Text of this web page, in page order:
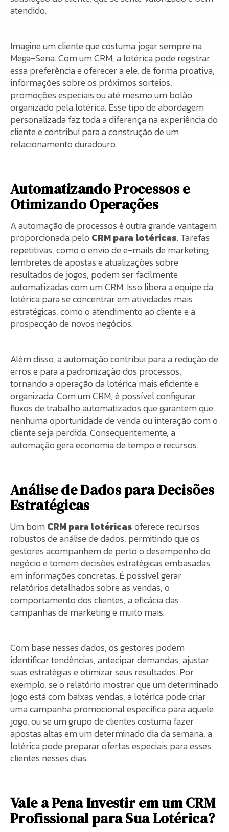
atendido.
Imagine um cliente que costuma jogar sempre na
Mega-Sena. Com um CRM, a lotérica pode registrar
essa preferência e oferecer a ele, de forma proativa,
informações sobre os próximos sorteios,
promoções especiais ou até mesmo um bolão
organizado pela lotérica. Esse tipo de abordagem
personalizada faz toda a diferença na experiência do
cliente e contribui para a construção de um
relacionamento duradouro.
Automatizando Processos e
Otimizando Operações
A automação de processos é outra grande vantagem
proporcionada pelo CRM para lotéricas. Tarefas
repetitivas, como o envio de e-mails de marketing,
lembretes de apostas e atualizações sobre
resultados de jogos, podem ser facilmente
automatizadas com um CRM. Isso libera a equipe da
lotérica para se concentrar em atividades mais
estratégicas, como o atendimento ao cliente e a
prospecção de novos negócios.
Além disso, a automação contribui para a redução de
erros e para a padronização dos processos,
tornando a operação da lotérica mais eficiente e
organizada. Com um CRM, é possível configurar
fluxos de trabalho automatizados que garantem que
nenhuma oportunidade de venda ou interação com o
cliente seja perdida. Consequentemente, a
automação gera economia de tempo e recursos.
Análise de Dados para Decisões
Estratégicas
Um bomCRM para lotéricasoferece recursos
robustos de análise de dados, permitindo que os
gestores acompanhem de perto o desempenho do
negócio e tomem decisões estratégicas embasadas
em informações concretas. É possível gerar
relatórios detalhados sobre as vendas, o
comportamento dos clientes, a eficácia das
campanhas de marketing e muito mais.
Com base nesses dados, os gestores podem
identificar tendências, antecipar demandas, ajustar
suas estratégias e otimizar seus resultados. Por
exemplo, se o relatório mostrar que um determinado
jogo está com baixas vendas, a lotérica pode criar
uma campanha promocional específica para aquele
jogo, ou se um grupo de clientes costuma fazer
apostas altas em um determinado dia da semana, a
lotérica pode preparar ofertas especiais para esses
clientes nesses dias.
Vale a Pena Investir em um CRM
Profissional para Sua Lotérica?